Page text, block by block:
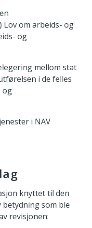
om arbeids- og
og
mellom stat
i de felles
og
i NAV
knyttet til den
som ble
revisjonen: